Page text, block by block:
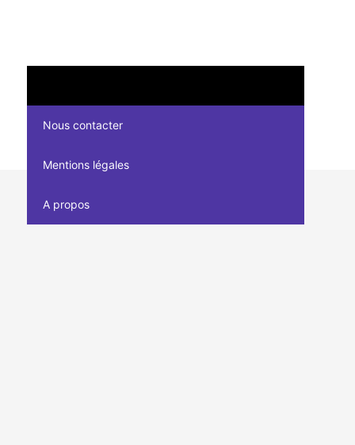
Nous contacter
Mentions légales
A propos